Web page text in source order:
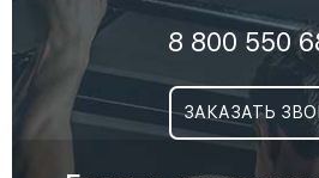
8 800 550
ЗАКАЗАТЬ